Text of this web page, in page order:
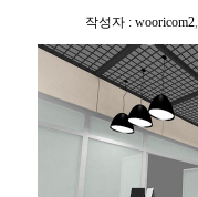
작성자 : wooricom2,